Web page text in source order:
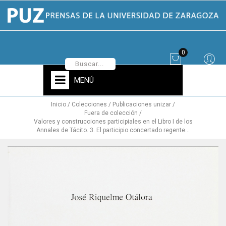
0
MENÚ
Inicio Colecciones
Publicaciones unizar
Fuera de colección
Valores y construcciones participiales en el Libro I de los
Annales de Tácito. 3. El participio concertado regente…